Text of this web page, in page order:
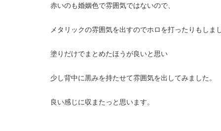
赤いのも婚姻色で雰囲気ではないので、
メタリックの雰囲気を出すのでホロを打ったりもしま
塗りだけでまとめたほうが良いと思い
少し背中に黒みを持たせて雰囲気を出してみました。
良い感じに収またっと思います。